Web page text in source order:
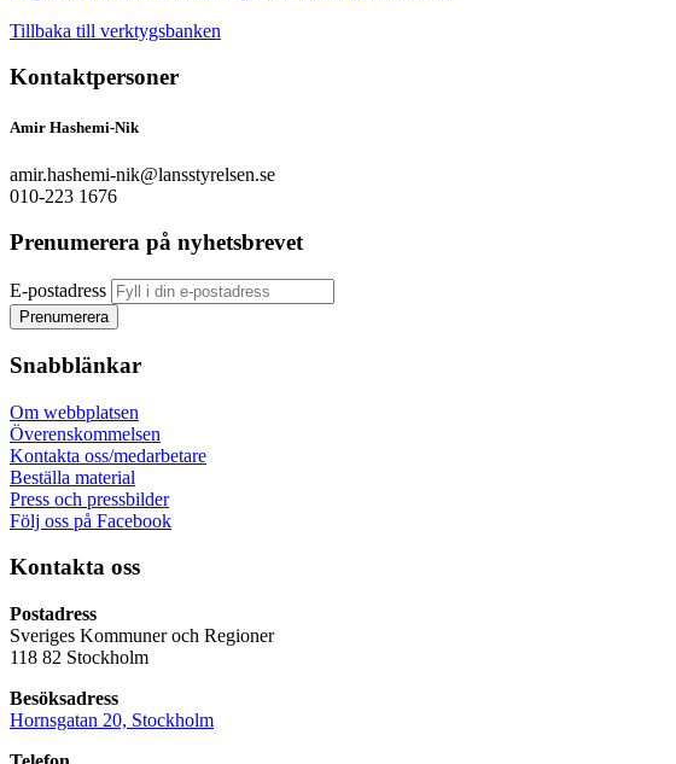
Tillbaka till verktygsbanken
Kontaktpersoner
Amir Hashemi-Nik
amir.hashemi-nik@lansstyrelsen.se
010-223 1676
Prenumerera på nyhetsbrevet
E-postadress
Snabblänkar
Om webbplatsen
Överenskommelsen
Kontakta oss/medarbetare
Beställa material
Press och pressbilder
Följ oss på Facebook
Kontakta oss
Postadress
Sveriges Kommuner och Regioner
118 82 Stockholm
Besöksadress
Hornsgatan 20, Stockholm